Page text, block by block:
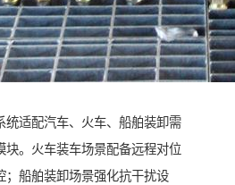
统适配汽车、火车、船舶装卸需
块。火车装车场景配备远程对位
；船舶装卸场景强化抗干扰设